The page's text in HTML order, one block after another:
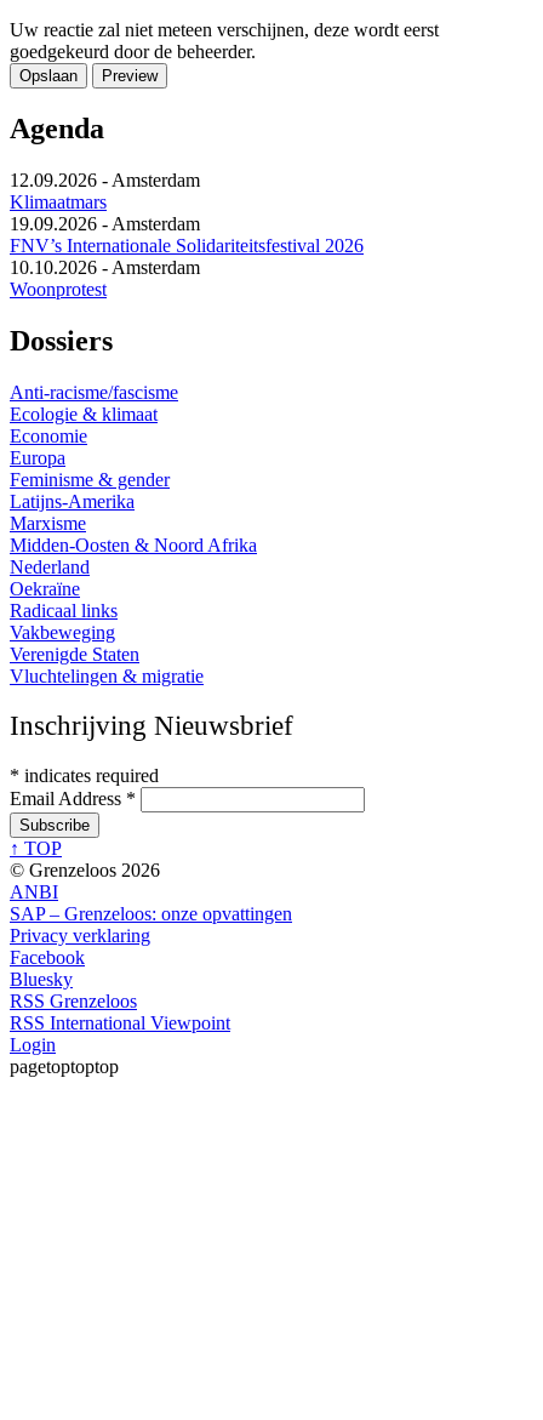
Uw reactie zal niet meteen verschijnen, deze wordt eerst
goedgekeurd door de beheerder.
Agenda
12.09.2026 - Amsterdam
Klimaatmars
19.09.2026 - Amsterdam
FNV’s Internationale Solidariteitsfestival 2026
10.10.2026 - Amsterdam
Woonprotest
Dossiers
Anti-racisme/fascisme
Ecologie & klimaat
Economie
Europa
Feminisme & gender
Latijns-Amerika
Marxisme
Midden-Oosten & Noord Afrika
Nederland
Oekraïne
Radicaal links
Vakbeweging
Verenigde Staten
Vluchtelingen & migratie
Inschrijving Nieuwsbrief
* indicates required
Email Address *
↑ TOP
© Grenzeloos 2026
ANBI
SAP – Grenzeloos: onze opvattingen
Privacy verklaring
Facebook
Bluesky
RSS Grenzeloos
RSS International Viewpoint
Login
pagetoptoptop